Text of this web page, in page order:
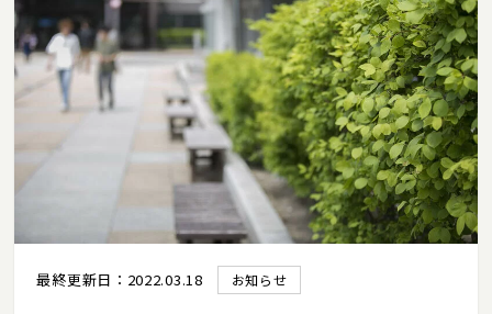
最終更新日：2022.03.18 お知らせ